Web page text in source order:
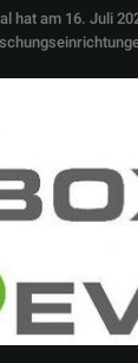
hat am 16. Juli